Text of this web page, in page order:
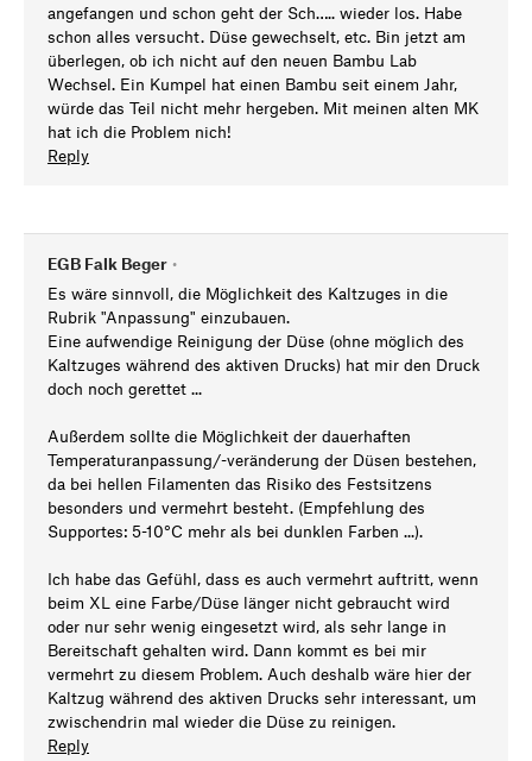
angefangen und schon geht der Sch….. wieder los. Habe
schon alles versucht. Düse gewechselt, etc. Bin jetzt am
überlegen, ob ich nicht auf den neuen Bambu Lab
Wechsel. Ein Kumpel hat einen Bambu seit einem Jahr,
würde das Teil nicht mehr hergeben. Mit meinen alten MK
hat ich die Problem nich!
Reply
EGB Falk Beger •
Es wäre sinnvoll, die Möglichkeit des Kaltzuges in die
Rubrik "Anpassung" einzubauen.
Eine aufwendige Reinigung der Düse (ohne möglich des
Kaltzuges während des aktiven Drucks) hat mir den Druck
doch noch gerettet ...
Außerdem sollte die Möglichkeit der dauerhaften
Temperaturanpassung/-veränderung der Düsen bestehen,
da bei hellen Filamenten das Risiko des Festsitzens
besonders und vermehrt besteht. (Empfehlung des
Supportes: 5-10°C mehr als bei dunklen Farben ...).
Ich habe das Gefühl, dass es auch vermehrt auftritt, wenn
beim XL eine Farbe/Düse länger nicht gebraucht wird
oder nur sehr wenig eingesetzt wird, als sehr lange in
Bereitschaft gehalten wird. Dann kommt es bei mir
vermehrt zu diesem Problem. Auch deshalb wäre hier der
Kaltzug während des aktiven Drucks sehr interessant, um
zwischendrin mal wieder die Düse zu reinigen.
Reply